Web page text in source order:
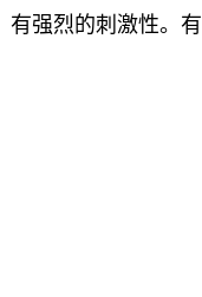
有强烈的刺激性。